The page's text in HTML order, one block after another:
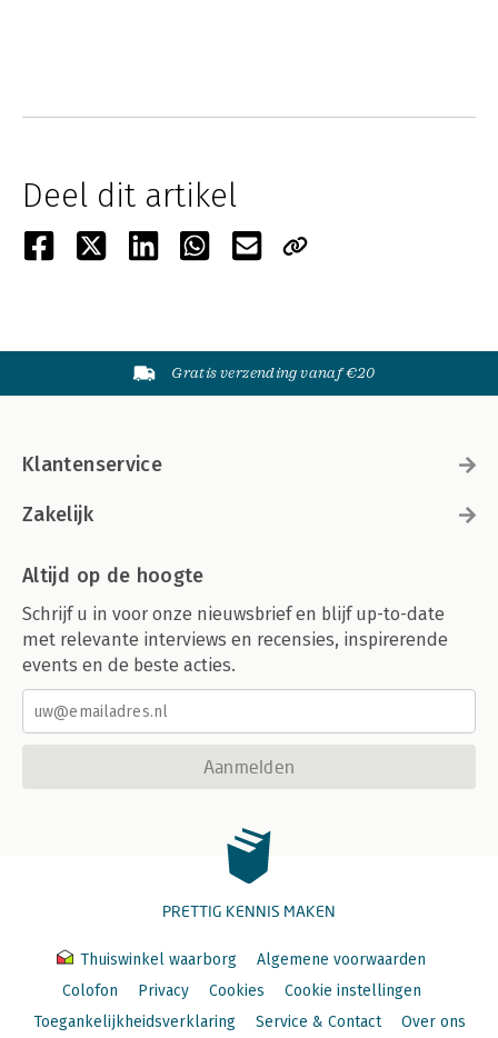
Deel dit artikel
Gratis verzending vanaf €20
Klantenservice
Zakelijk
Altijd op de hoogte
Schrijf u in voor onze nieuwsbrief en blijf up-to-date
met relevante interviews en recensies, inspirerende
events en de beste acties.
Aanmelden
PRETTIG KENNIS MAKEN
Thuiswinkel waarborg
Algemene voorwaarden
Colofon
Privacy Cookies
Cookie instellingen
Toegankelijkheidsverklaring
Service & Contact Over ons